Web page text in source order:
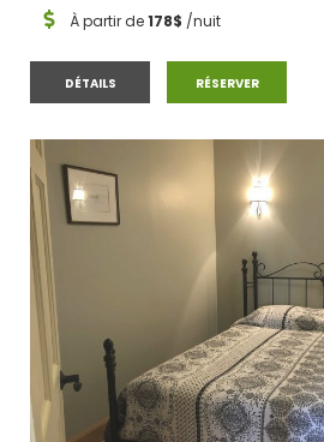
À partir de178$ /nuit
DÉTAILSCHALET #11 RÉSERVERCHALET #11